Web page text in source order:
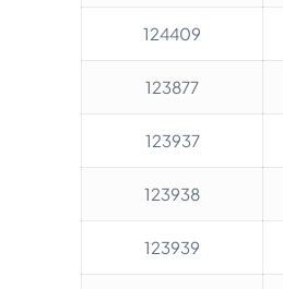
124409
123877
123937
123938
123939